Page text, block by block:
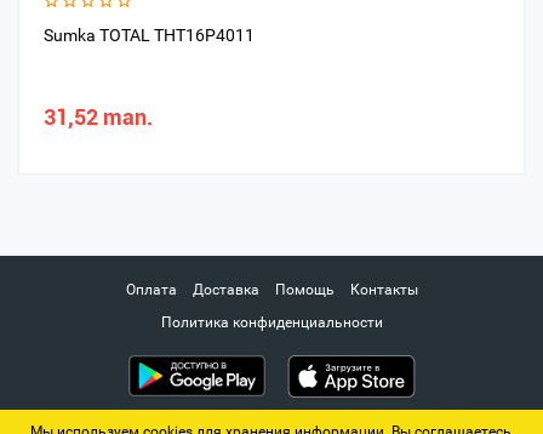
Sumka TOTAL THT16P4011
31,52 man.
Оплата Доставка Помощь
Контакты
Политика конфиденциальности